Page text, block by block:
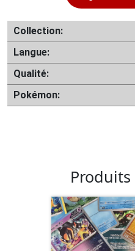
Collection:
Langue:
Qualité:
Pokémon: